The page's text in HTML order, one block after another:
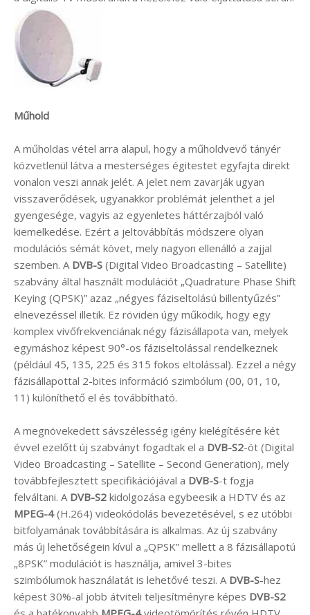
Műhold
A műholdas vétel arra alapul, hogy a műholdvevő tányér
közvetlenül látva a mesterséges égitestet egyfajta direkt
vonalon veszi annak jelét. A jelet nem zavarják ugyan
visszaverődések, ugyanakkor problémát jelenthet a jel
gyengesége, vagyis az egyenletes háttérzajból való
kiemelkedése. Ezért a jeltovábbítás módszere olyan
modulációs sémát követ, mely nagyon ellenálló a zajjal
szemben. A DVB-S (Digital Video Broadcasting – Satellite)
szabvány által használt modulációt „Quadrature Phase Shift
Keying (QPSK)” azaz „négyes fáziseltolású billentyűzés”
elnevezéssel illetik. Ez röviden úgy működik, hogy egy
komplex vivőfrekvenciának négy fázisállapota van, melyek
egymáshoz képest 90°-os fáziseltolással rendelkeznek
(például 45, 135, 225 és 315 fokos eltolással). Ezzel a négy
fázisállapottal 2-bites információ szimbólum (00, 01, 10,
11) különíthető el és továbbítható.
A megnövekedett sávszélesség igény kielégítésére két
évvel ezelőtt új szabványt fogadtak el a DVB-S2-öt (Digital
Video Broadcasting – Satellite – Second Generation), mely
továbbfejlesztett specifikációjával a DVB-S-t fogja
felváltani. A DVB-S2 kidolgozása egybeesik a HDTV és az
MPEG-4(H.264) videokódolás bevezetésével, s ez utóbbi
bitfolyamának továbbítására is alkalmas. Az új szabvány
más új lehetőségein kívül a „QPSK” mellett a 8 fázisállapotú
„8PSK” modulációt is használja, amivel 3-bites
szimbólumok használatát is lehetővé teszi. A DVB-S-hez
képest 30%-al jobb átviteli teljesítményre képes DVB-S2